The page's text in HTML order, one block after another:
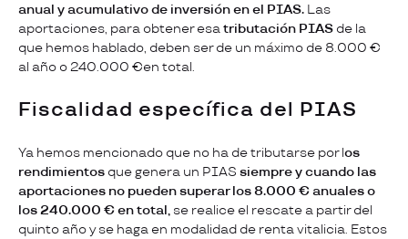
anual y acumulativo de inversión en el PIAS. Las
aportaciones, para obtener esatributación PIAS de la
que hemos hablado, deben ser de un máximo de 8.000 €
al año o 240.000 €en total.
Fiscalidad específica del PIAS
Ya hemos mencionado que no ha de tributarse por los
rendimientos que genera un PIAS siempre y cuando las
aportaciones no pueden superar los 8.000 € anuales o
los 240.000 € en total, se realice el rescate a partir del
quinto año y se haga en modalidad de renta vitalicia. Estos